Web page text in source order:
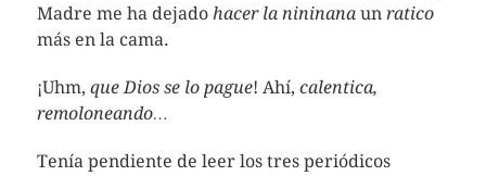
Madre me ha dejado hacer la nininanaun ratico
más en la cama.
¡Uhm, que Dios se lo pague! Ahí, calentica,
remoloneando…
Tenía pendiente de leer los tres periódicos